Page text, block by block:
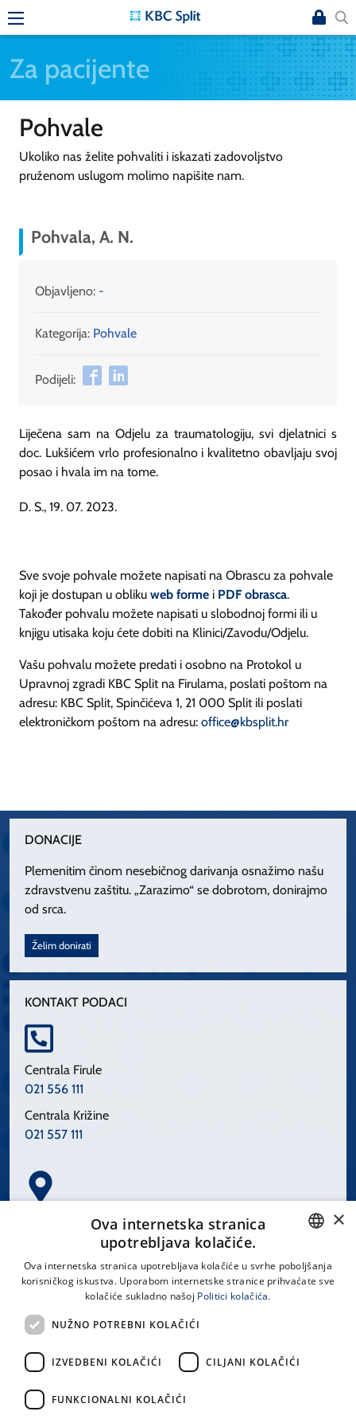
Za pacijente
Pohvale
Ukoliko nas želite pohvaliti i iskazati zadovoljstvo
pruženom uslugom molimo napišite nam.
Pohvala, A. N.
Objavljeno: -
Kategorija: Pohvale
Podijeli:
Liječena sam na Odjelu za traumatologiju, svi djelatnici s
doc. Lukšićem vrlo profesionalno i kvalitetno obavljaju svoj
posao i hvala im na tome.
D. S., 19. 07. 2023.
Sve svoje pohvale možete napisati na Obrascu za pohvale
koji je dostupan u obliku web forme i PDF obrasca.
Također pohvalu možete napisati u slobodnoj formi ili u
knjigu utisaka koju ćete dobiti na Klinici/Zavodu/Odjelu.
Vašu pohvalu možete predati i osobno na Protokol u
Upravnoj zgradi KBC Split na Firulama, poslati poštom na
adresu: KBC Split, Spinčićeva 1, 21 000 Split ili poslati
elektroničkom poštom na adresu: office@kbsplit.hr
DONACIJE
Plemenitim činom nesebičnog darivanja osnažimo našu
zdravstvenu zaštitu. „Zarazimo“ se dobrotom, donirajmo
od srca.
Želim donirati
KONTAKT PODACI
Centrala Firule
021 556 111
Centrala Križine
021 557 111
Spinčićeva 1, 21000 Split
LINKOVI
Uvjeti korištenja
CROATIAN
×
Ova internetska stranica
upotrebljava kolačiće.
Ova internetska stranica upotrebljava kolačiće u svrhe poboljšanja
korisničkog iskustva. Uporabom internetske stranice prihvaćate sve
kolačiće sukladno našoj Politici kolačića.
NUŽNO POTREBNI KOLAČIĆI
IZVEDBENI KOLAČIĆI CILJANI KOLAČIĆI
FUNKCIONALNI KOLAČIĆI